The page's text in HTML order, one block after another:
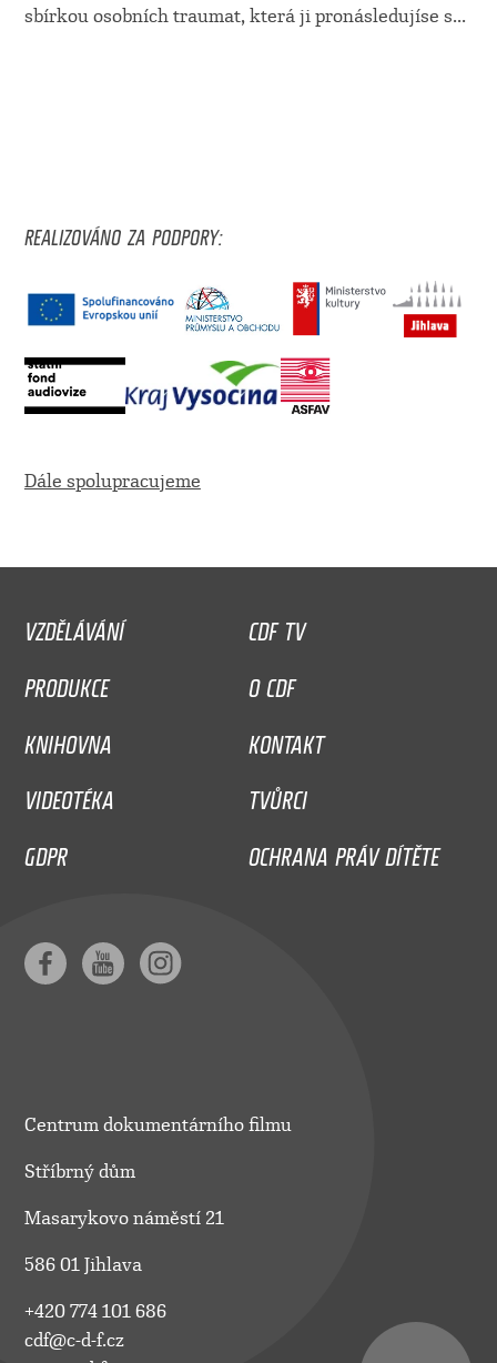
sbírkou osobních traumat, která ji pronásledujíse s...
REALIZOVÁNO ZA PODPORY:
Dále spolupracujeme
VZDĚLÁVÁNÍ
CDF TV
PRODUKCE
O CDF
KNIHOVNA
KONTAKT
VIDEOTÉKA
TVŮRCI
GDPR
OCHRANA PRÁV DÍTĚTE
Centrum dokumentárního filmu
Stříbrný dům
Masarykovo náměstí 21
586 01 Jihlava
+420 774 101 686
cdf@c-d-f.cz